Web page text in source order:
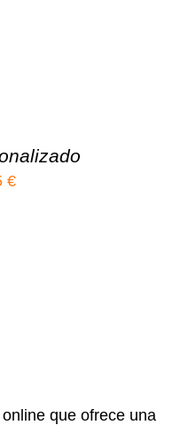
€
que ofrece una